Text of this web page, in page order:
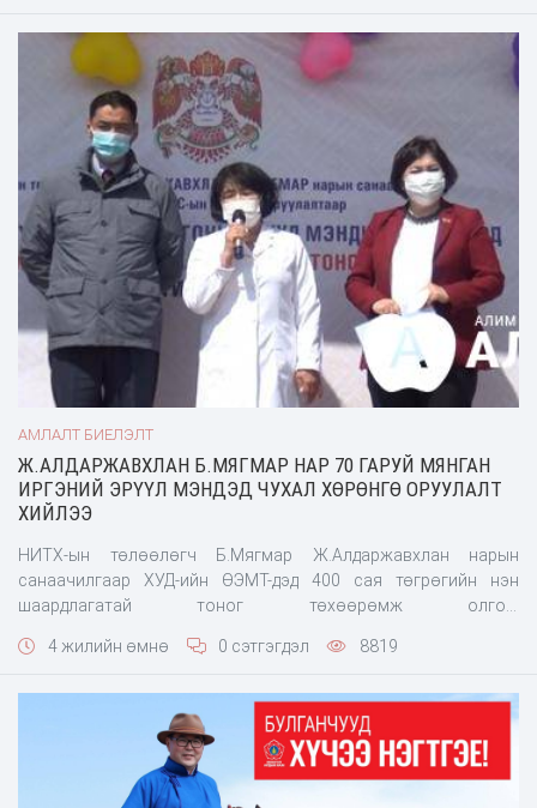
заасан. Энэ дагуу Төрийн
АМЛАЛТ БИЕЛЭЛТ
Ж.АЛДАРЖАВХЛАН Б.МЯГМАР НАР 70 ГАРУЙ МЯНГАН
ИРГЭНИЙ ЭРҮҮЛ МЭНДЭД ЧУХАЛ ХӨРӨНГӨ ОРУУЛАЛТ
ХИЙЛЭЭ
НИТХ-ын төлөөлөгч Б.Мягмар Ж.Алдаржавхлан нарын
санаачилгаар ХУД-ийн ӨЭМТ-дэд 400 сая төгрөгийн нэн
шаардлагатай тоног төхөөрөмж олгож
4 жилийн өмнө
0 сэтгэгдэл 8819